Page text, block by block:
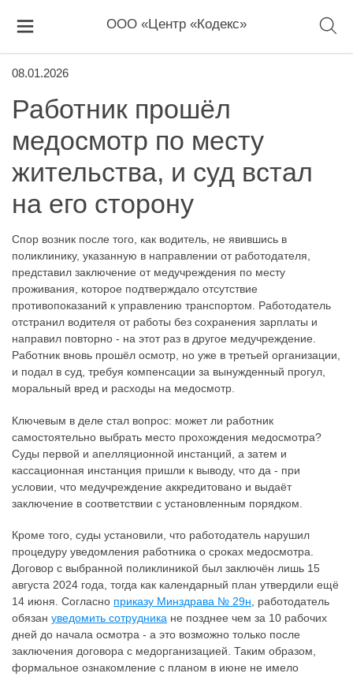
ООО «Центр «Кодекс»
08.01.2026
Работник прошёл
медосмотр по месту
жительства, и суд встал
на его сторону
Спор возник после того, как водитель, не явившись в
поликлинику, указанную в направлении от работодателя,
представил заключение от медучреждения по месту
проживания, которое подтверждало отсутствие
противопоказаний к управлению транспортом. Работодатель
отстранил водителя от работы без сохранения зарплаты и
направил повторно - на этот раз в другое медучреждение.
Работник вновь прошёл осмотр, но уже в третьей организации,
и подал в суд, требуя компенсации за вынужденный прогул,
моральный вред и расходы на медосмотр.
Ключевым в деле стал вопрос: может ли работник
самостоятельно выбрать место прохождения медосмотра?
Суды первой и апелляционной инстанций, а затем и
кассационная инстанция пришли к выводу, что да - при
условии, что медучреждение аккредитовано и выдаёт
заключение в соответствии с установленным порядком.
Кроме того, суды установили, что работодатель нарушил
процедуру уведомления работника о сроках медосмотра.
Договор с выбранной поликлиникой был заключён лишь 15
августа 2024 года, тогда как календарный план утвердили ещё
14 июня. Согласно приказу Минздрава № 29н , работодатель
обязан уведомить сотрудника не позднее чем за 10 рабочих
дней до начала осмотра - а это возможно только после
заключения договора с медорганизацией. Таким образом,
формальное ознакомление с планом в июне не имело